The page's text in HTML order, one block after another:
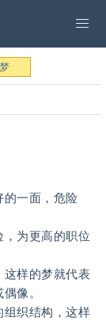
一面，危险
为更高的职位
样的梦就代表
像。
织结构，这样